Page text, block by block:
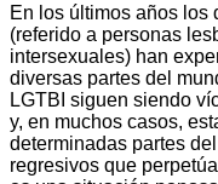
En los últimos años los
(referido a personas
intersexuales) han
diversas partes del
LGTBI siguen siendo
y, en muchos casos,
determinadas partes
regresivos que